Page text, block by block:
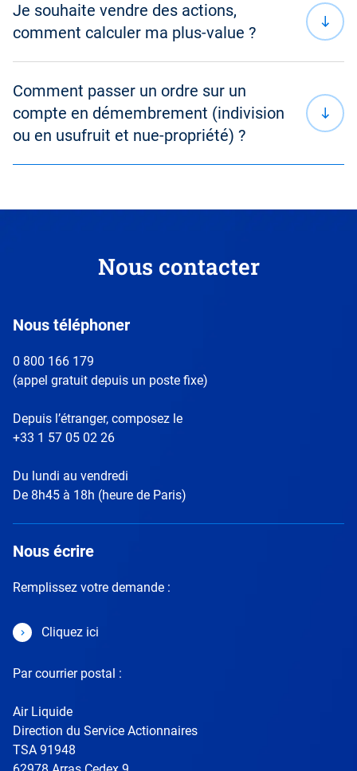
Succession
Événements et communications Actionnaires
Assemblée Générale
Télécharger
PDF 242.33 Ko
votre choix, nous avons bloqué la lecture de cette
J'accepte - Lire la vidéo
Carte bancaire: paiement simple et rapide, avec
un plafond à 10 000 € par ordre
Je souhaite vendre des actions,
comment calculer ma plus-value ?
Comment passer un ordre sur un
compte en démembrement (indivision
ou en usufruit et nue-propriété) ?
PDF 242.33 Ko
Nous contacter
Nous téléphoner
0 800 166 179
(appel gratuit depuis un poste fixe)
Depuis l’étranger, composez le
+33 1 57 05 02 26
Du lundi au vendredi
De 8h45 à 18h (heure de Paris)
Nous écrire
Remplissez votre demande :
Cliquez ici
Par courrier postal :
Air Liquide
Direction du Service Actionnaires
TSA 91948